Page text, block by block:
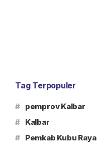
Tag Terpopuler
# pemprov Kalbar
# Kalbar
# Pemkab Kubu Raya